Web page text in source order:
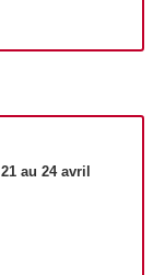
21 au 24 avril